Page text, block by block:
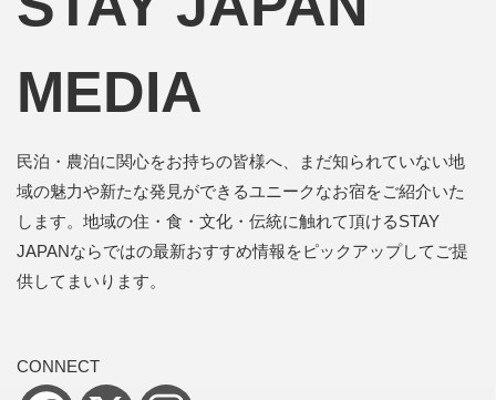
MEDIA
民泊・農泊に関心をお持ちの皆様へ、まだ知られていない地
域の魅力や新たな発見ができるユニークなお宿をご紹介いた
します。地域の住・食・文化・伝統に触れて頂けるSTAY
JAPANならではの最新おすすめ情報をピックアップしてご提
供してまいります。
CONNECT